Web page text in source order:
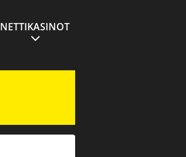
NETTIKASINOT